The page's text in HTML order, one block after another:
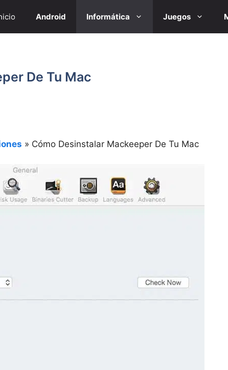
Android Informática Juegos
De Tu Mac
» Cómo Desinstalar Mackeeper De Tu Mac